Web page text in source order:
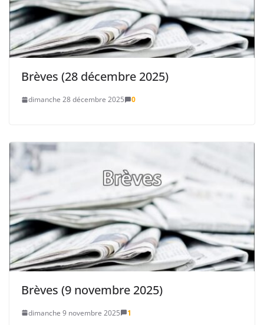
Brèves (28 décembre 2025)
dimanche 28 décembre 2025 0
Brèves (9 novembre 2025)
dimanche 9 novembre 2025 1